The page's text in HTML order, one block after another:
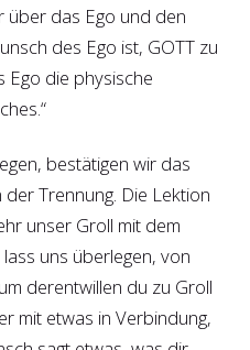
über das Ego und den
des Ego ist, GOTT zu
Ego die physische
bestätigen wir das
Trennung. Die Lektion
unser Groll mit dem
uns überlegen, von
derentwillen du zu Groll
mit etwas in Verbindung,